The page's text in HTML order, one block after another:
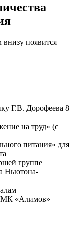
внизу появится
Г.В. Дорофеева 8
на труд» (с
питания» для
группе
Ньютона-
УМК «Алимов»